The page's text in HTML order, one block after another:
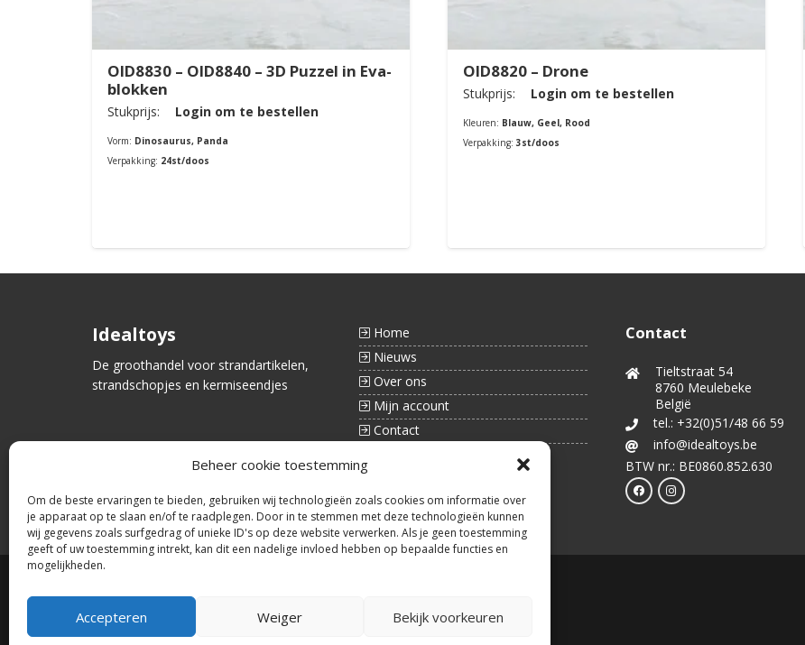
Beheer cookie toestemming
Om de beste ervaringen te bieden, gebruiken wij technologieën zoals cookies om informatie over
je apparaat op te slaan en/of te raadplegen. Door in te stemmen met deze technologieën kunnen
wij gegevens zoals surfgedrag of unieke ID's op deze website verwerken. Als je geen toestemming
geeft of uw toestemming intrekt, kan dit een nadelige invloed hebben op bepaalde functies en
mogelijkheden.
Accepteren Weiger Bekijk voorkeuren
OID8830 – OID8840 – 3D Puzzel in Eva-
blokken
Stukprijs: Login om te bestellen
Vorm: Dinosaurus, Panda
Verpakking: 24st/doos
OID8820 – Drone
Stukprijs: Login om te bestellen
Kleuren: Blauw, Geel, Rood
Verpakking: 3st/doos
Idealtoys
De groothandel voor strandartikelen,
strandschopjes en kermiseendjes
Home
Nieuws
Over ons
Mijn account
Contact
Contact
Tieltstraat 54
8760 Meulebeke
België
tel.: +32(0)51/48 66 59
info@idealtoys.be
BTW nr.: BE0860.852.630
©2026 Alle rechten voorbehouden